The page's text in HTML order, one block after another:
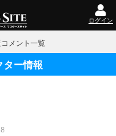
ログイン
メント一覧
ー情報